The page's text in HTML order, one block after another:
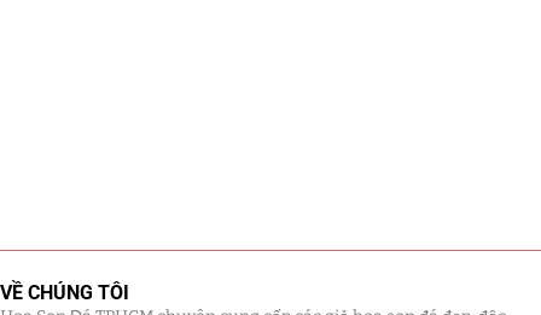
VỀ CHÚNG TÔI